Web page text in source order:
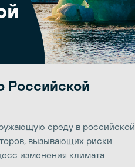
Российской
среду в российской
вызывающих риски
изменения климата